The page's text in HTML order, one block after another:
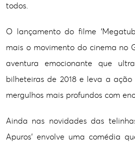
todos.
O lançamento do filme
mais o movimento do cinema no
aventura emocionante que
bilheteiras de 2018 e leva a
mergulhos mais profundos com
Ainda nas novidades das
Apuros’ envolve uma comédia